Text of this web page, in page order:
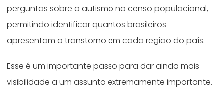
perguntas sobre o autismo no censo populacional,
permitindo identificar quantos brasileiros
apresentam o transtorno em cada região do país.
Esse é um importante passo para dar ainda mais
visibilidade a um assunto extremamente importante.